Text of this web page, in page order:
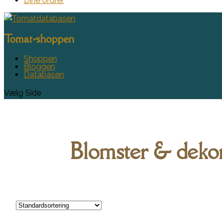
Tomat-shoppen
Shoppen
Bloggen
Databasen
Vælg Side
Blomster &